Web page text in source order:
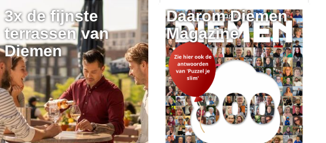
3x de fijnste
terrassen van
Diemen
Daarom Diemen
Magazine